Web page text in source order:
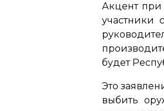
Акцент при
участники
будет
Это
выбить